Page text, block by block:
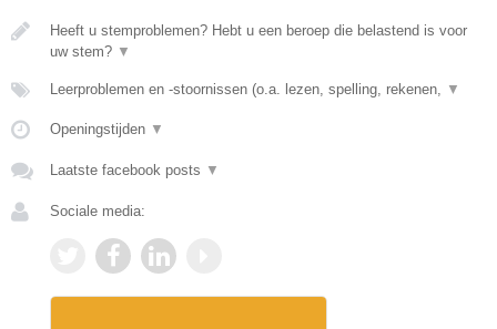
Heeft u stemproblemen? Hebt u een beroep die belastend is voor
uw stem? ▼
Leerproblemen en -stoornissen (o.a. lezen, spelling, rekenen, ▼
Openingstijden ▼
Laatste facebook posts ▼
Sociale media: